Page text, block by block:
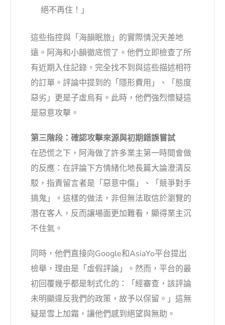
絕不再住！」
這些指控與「海韻眠旅」的實際情況天差地
遠。阿海和小韻徹底慌了。他們立即檢查了所
有近期入住記錄，完全找不到與這些描述相符
的訂單。評論中提到的「隱形費用」、「態度
惡劣」更是子虛烏有。此時，他們強烈懷疑這
是惡意攻擊。
第三階段：確認攻擊來源與初期錯誤嘗試
在恐慌之下，阿海做了許多業主第一時間會做
的反應：在評論下方情緒化地長篇大論澄清反
駁，指責留言者是「惡意中傷」、「競爭對手
搞鬼」。這樣的做法，非但無法取信於瀏覽的
潛在客人，反而讓場面更加難看，顯得業主沉
不住氣。
同時，他們直接向Google和AsiaYo平台提出
檢舉，理由是「虛假評論」。然而，平台的最
初回覆幾乎都是制式化的：「經審查，該評論
未明顯違反我們的政策，故予以保留。」這無
疑是雪上加霜，讓他們感到絕望與無助。